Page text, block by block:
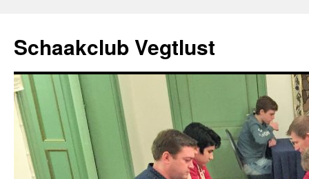
de
inhoud
Schaakclub Vegtlust